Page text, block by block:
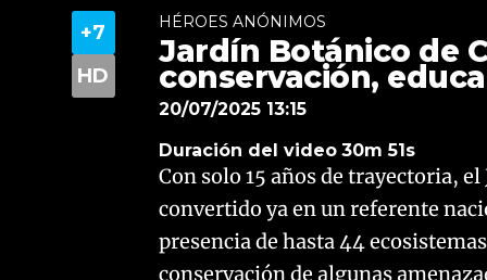
HÉROES ANÓNIMOS
Jardín Botánico de
conservación,
20/07/2025 13:15
Duración del video 30m 51s
Con solo 15 años de trayectoria,
convertido ya en un referente
presencia de hasta 44
conservación de algunas